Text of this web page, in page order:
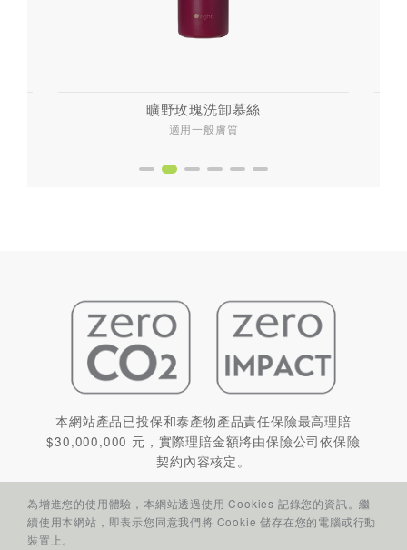
曠野玫瑰洗卸慕絲
適用一般膚質
本網站產品已投保和泰產物產品責任保險最高理賠
$30,000,000 元，實際理賠金額將由保險公司依保險
契約內容核定。
為增進您的使用體驗，本網站透過使用 Cookies 記錄您的資訊。繼
續使用本網站，即表示您同意我們將 Cookie 儲存在您的電腦或行動
裝置上。